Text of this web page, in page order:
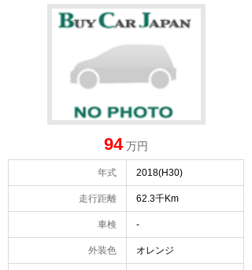
94万円
年式 2018(H30)
走行距離 62.3千Km
車検 -
外装色 オレンジ